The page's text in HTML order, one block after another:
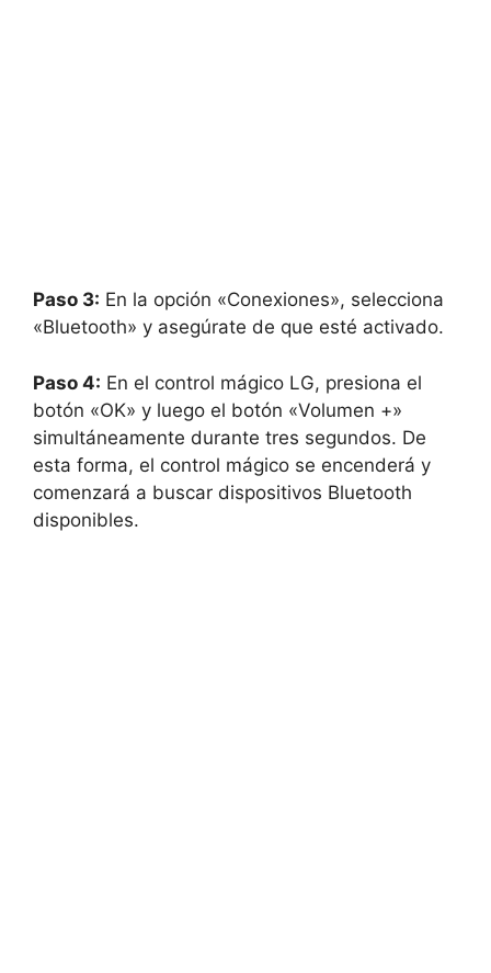
Paso 3: En la opción «Conexiones», selecciona
«Bluetooth» y asegúrate de que esté activado.
Paso 4: En el control mágico LG, presiona el
botón «OK» y luego el botón «Volumen +»
simultáneamente durante tres segundos. De
esta forma, el control mágico se encenderá y
comenzará a buscar dispositivos Bluetooth
disponibles.